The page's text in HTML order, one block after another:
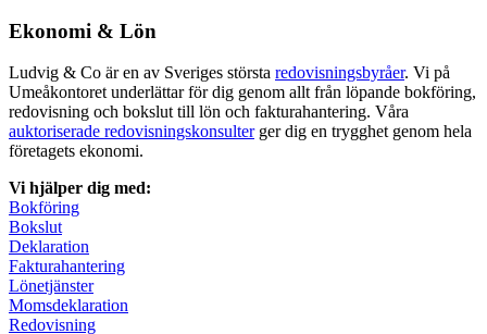
Ekonomi & Lön
Ludvig & Co är en av Sveriges största redovisningsbyråer. Vi på
Umeåkontoret underlättar för dig genom allt från löpande bokföring,
redovisning och bokslut till lön och fakturahantering. Våra
auktoriserade redovisningskonsulterger dig en trygghet genom hela
företagets ekonomi.
Vi hjälper dig med:
Bokföring
Bokslut
Deklaration
Fakturahantering
Lönetjänster
Momsdeklaration
Redovisning